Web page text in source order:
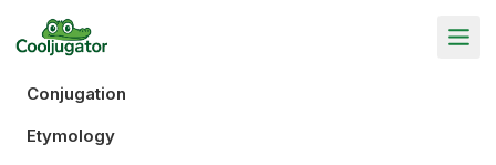
Conjugation
Etymology